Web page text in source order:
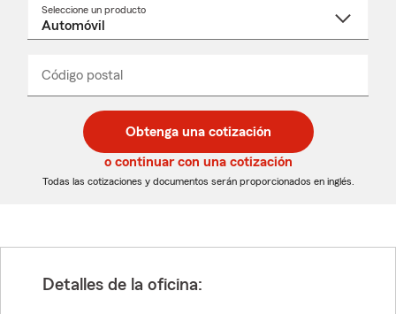
Seleccione un producto
desplegable
Código postal
de
5
dígitos
de
5
dígitos
_____
Obtenga una cotización
o continuar con una cotización
Todas las cotizaciones y documentos serán proporcionados en inglés.
Detalles de la oficina: